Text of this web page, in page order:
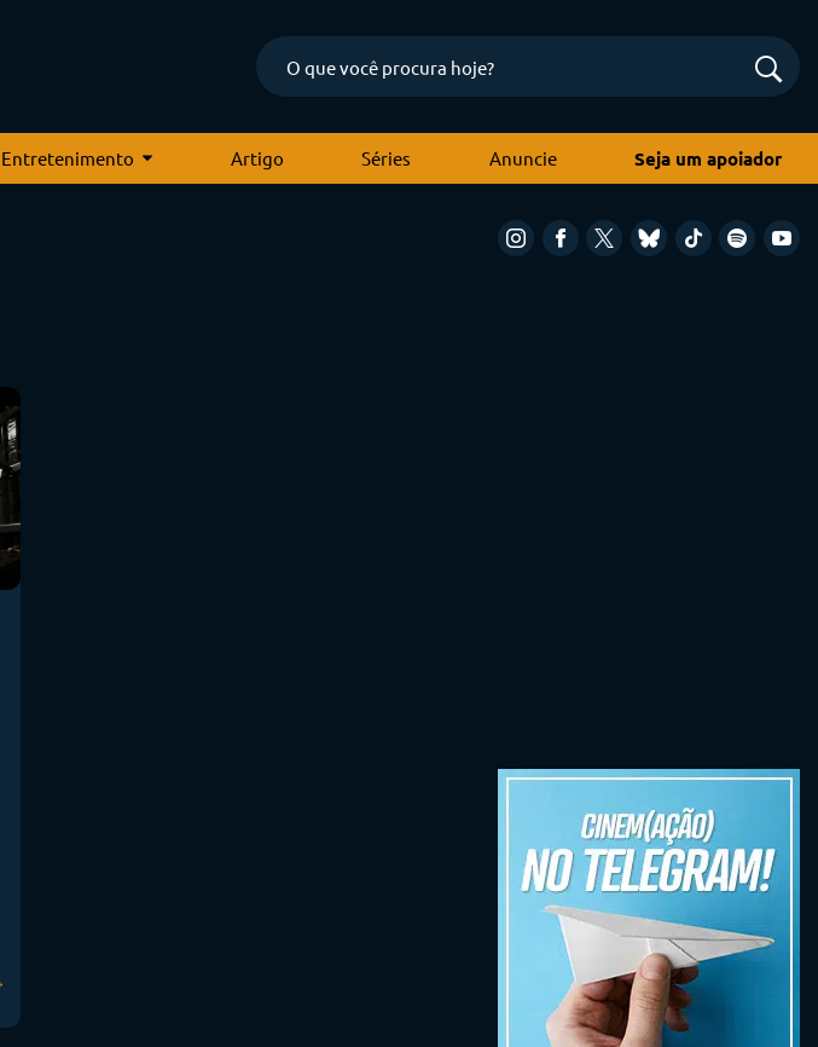
Entretenimento Artigo Séries Anuncie Seja um apoiador